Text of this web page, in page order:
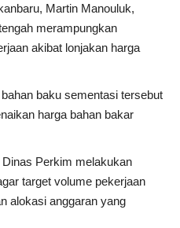
Martin Manouluk,
merampungkan
akibat lonjakan harga
baku sementasi tersebut
harga bahan bakar
Perkim melakukan
target volume pekerjaan
alokasi anggaran yang